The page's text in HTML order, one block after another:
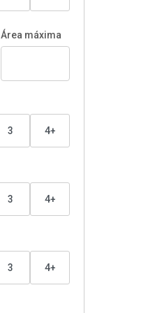
Área máxima
3 4+
3 4+
3 4+